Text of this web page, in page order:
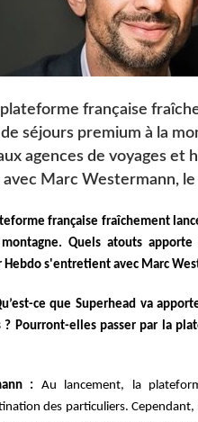
française
séjours premium à la
agences de voyages et
Marc Westermann,
française fraîchement
Quels atouts apporte
Hebdo s'entretient avec Marc
ce que Superhead va
? Pourront-elles passer par la
: Au lancement, la
des particuliers.